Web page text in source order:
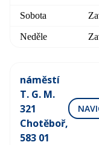
Sobota
Neděle
náměstí
T. G. M.
321
Chotěboř,
583 01